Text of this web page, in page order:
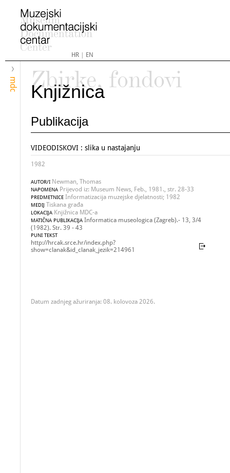
HR| EN
mdc
Zbirke, fondovi
Knjižnica
Publikacija
VIDEODISKOVI : slika u nastajanju
1982
AUTOR/I Newman, Thomas
NAPOMENA Prijevod iz: Museum News, Feb., 1981., str. 28-33
PREDMETNICE Informatizacija muzejske djelatnosti; 1982
MEDIJ Tiskana građa
LOKACIJA Knjižnica MDC-a
MATIČNA PUBLIKACIJA Informatica museologica (Zagreb).- 13, 3/4
(1982). Str. 39 - 43
PUNI TEKST
http://hrcak.srce.hr/index.php?
show=clanak&id_clanak_jezik=214961
Datum zadnjeg ažuriranja: 08. kolovoza 2026.